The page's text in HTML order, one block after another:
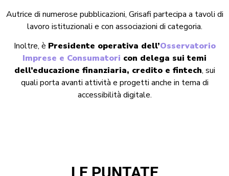
Autrice di numerose pubblicazioni, Grisafi partecipa a tavoli di
lavoro istituzionali e con associazioni di categoria.
Inoltre, è Presidente operativa dell’Osservatorio
Imprese e Consumatori con delega sui temi
dell’educazione finanziaria, credito e fintech, sui
quali porta avanti attività e progetti anche in tema di
accessibilità digitale.